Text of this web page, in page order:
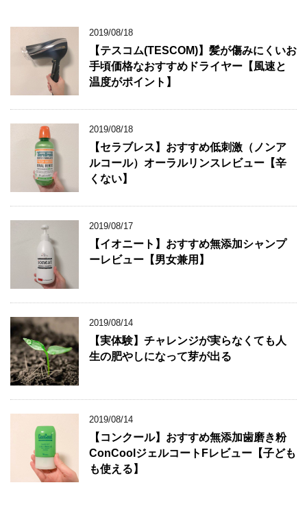
2019/08/18
【テスコム(TESCOM)】髪が傷みにくいお
手頃価格なおすすめドライヤー【風速と
温度がポイント】
2019/08/18
【セラブレス】おすすめ低刺激（ノンア
ルコール）オーラルリンスレビュー【辛
くない】
2019/08/17
【イオニート】おすすめ無添加シャンプ
ーレビュー【男女兼用】
2019/08/14
【実体験】チャレンジが実らなくても人
生の肥やしになって芽が出る
2019/08/14
【コンクール】おすすめ無添加歯磨き粉
ConCoolジェルコートFレビュー【子ども
も使える】